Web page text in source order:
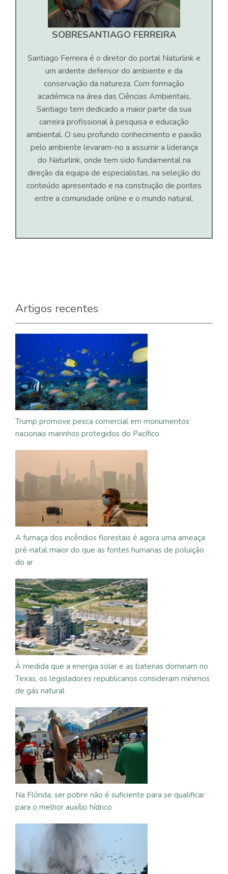
SOBRESANTIAGO FERREIRA
Santiago Ferreira é o diretor do portal Naturlink e
um ardente defensor do ambiente e da
conservação da natureza. Com formação
académica na área das Ciências Ambientais,
Santiago tem dedicado a maior parte da sua
carreira profissional à pesquisa e educação
ambiental. O seu profundo conhecimento e paixão
pelo ambiente levaram-no a assumir a liderança
do Naturlink, onde tem sido fundamental na
direção da equipa de especialistas, na seleção do
conteúdo apresentado e na construção de pontes
entre a comunidade online e o mundo natural.
Artigos recentes
Trump promove pesca comercial em monumentos
nacionais marinhos protegidos do Pacífico
A fumaça dos incêndios florestais é agora uma ameaça
pré-natal maior do que as fontes humanas de poluição
do ar
À medida que a energia solar e as baterias dominam no
Texas, os legisladores republicanos consideram mínimos
de gás natural
Na Flórida, ser pobre não é suficiente para se qualificar
para o melhor auxílio hídrico